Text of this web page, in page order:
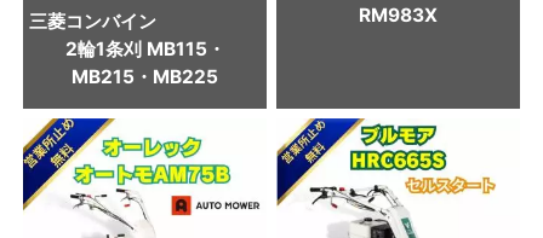
三菱コンバイン
2輪1条刈 MB115・
MB215・MB225
RM983X